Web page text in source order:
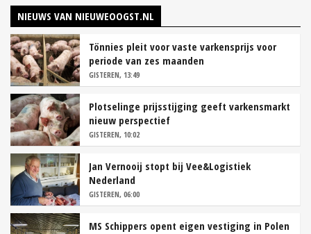
NIEUWS VAN NIEUWEOOGST.NL
Tönnies pleit voor vaste varkensprijs voor
periode van zes maanden
GISTEREN, 13:49
Plotselinge prijsstijging geeft varkensmarkt
nieuw perspectief
GISTEREN, 10:02
Jan Vernooij stopt bij Vee&Logistiek
Nederland
GISTEREN, 06:00
MS Schippers opent eigen vestiging in Polen